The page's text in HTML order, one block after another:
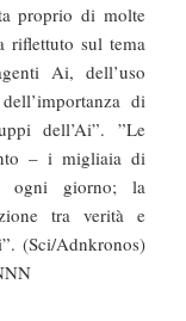
proprio di molte
riflettuto sul tema
Ai, dell’uso
di
dell’Ai”. ”Le
– i migliaia di
ogni giorno; la
tra verità e
(Sci/Adnkronos)